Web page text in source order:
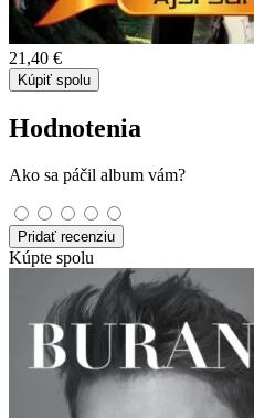
21,40 €
Kúpiť spolu
Hodnotenia
Ako sa páčil album vám?
Pridať recenziu
Kúpte spolu